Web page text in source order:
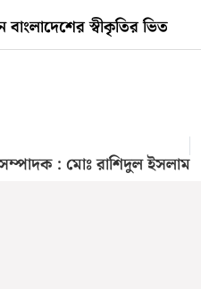
বাংলাদেশের স্বীকৃতির ভিত
: মোঃ রাশিদুল ইসলাম